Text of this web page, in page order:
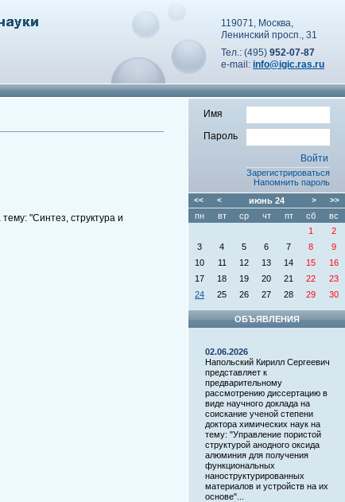
119071, Москва,
Ленинский просп., 31
Тел.: (495) 952-07-87
e-mail: info@igic.ras.ru
"Синтез, структура и
Имя
Пароль
Зарегистрироваться
Напомнить пароль
<< < июнь 24 > >>
пн вт ср чт пт сб
вс
1
2
3
4 5 6 7 8
9
10
11 12 13 14 15
16
17
18 19 20 21 22
23
24
25 26 27 28 29 30
ОБЪЯВЛЕНИЯ
02.06.2026
Напольский Кирилл Сергеевич
представляет к
предварительному
рассмотрению диссертацию в
виде научного доклада на
соискание ученой степени
доктора химических наук на
тему: "Управление пористой
структурой анодного оксида
алюминия для получения
функциональных
наноструктурированных
материалов и устройств на их
основе"...